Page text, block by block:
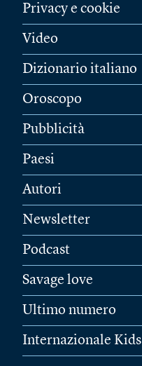
Privacy e cookie
Video
Dizionario italiano
Oroscopo
Pubblicità
Paesi
Autori
Newsletter
Podcast
Savage love
Ultimo numero
Internazionale Kids